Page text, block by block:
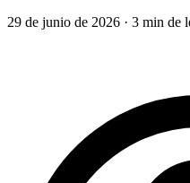
29 de junio de 2026 · 3 min de